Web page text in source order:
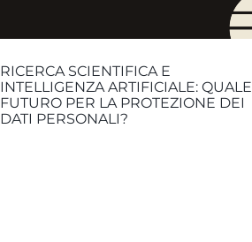
RICERCA SCIENTIFICA E
INTELLIGENZA ARTIFICIALE: QUALE
FUTURO PER LA PROTEZIONE DEI
DATI PERSONALI?